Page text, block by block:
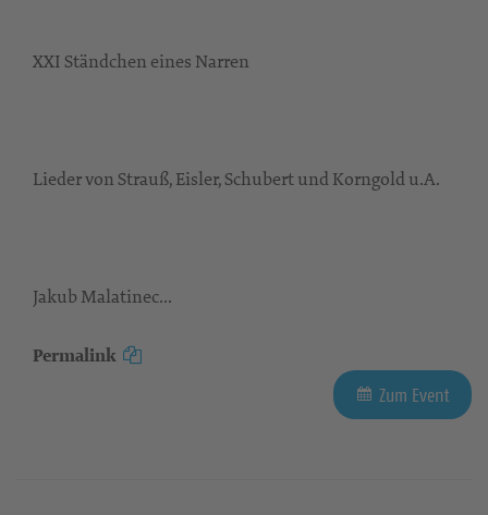
XXI Ständchen eines Narren
Lieder von Strauß, Eisler, Schubert und Korngold u.A.
Jakub Malatinec...
Permalink
Zum Event